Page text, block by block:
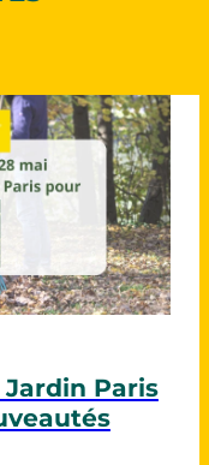
Jardin Paris